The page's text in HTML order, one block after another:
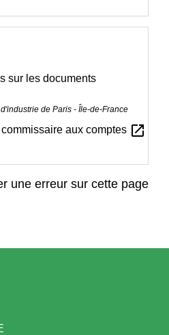
sur les documents
de Paris - Île-de-France
aux comptes open_in_new
une erreur sur cette page